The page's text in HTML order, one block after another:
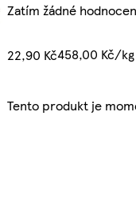
Zatím žádné
22,90 Kč458,00 Kč/kg
Tento produkt je